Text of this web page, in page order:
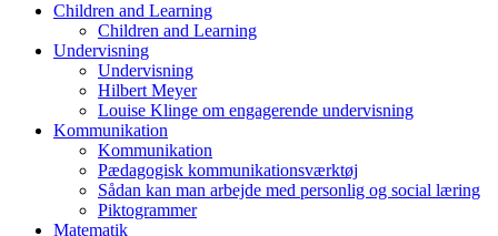
Children and Learning
Children and Learning
Undervisning
Undervisning
Hilbert Meyer
Louise Klinge om engagerende undervisning
Kommunikation
Kommunikation
Pædagogisk kommunikationsværktøj
Sådan kan man arbejde med personlig og social læring
Piktogrammer
Matematik